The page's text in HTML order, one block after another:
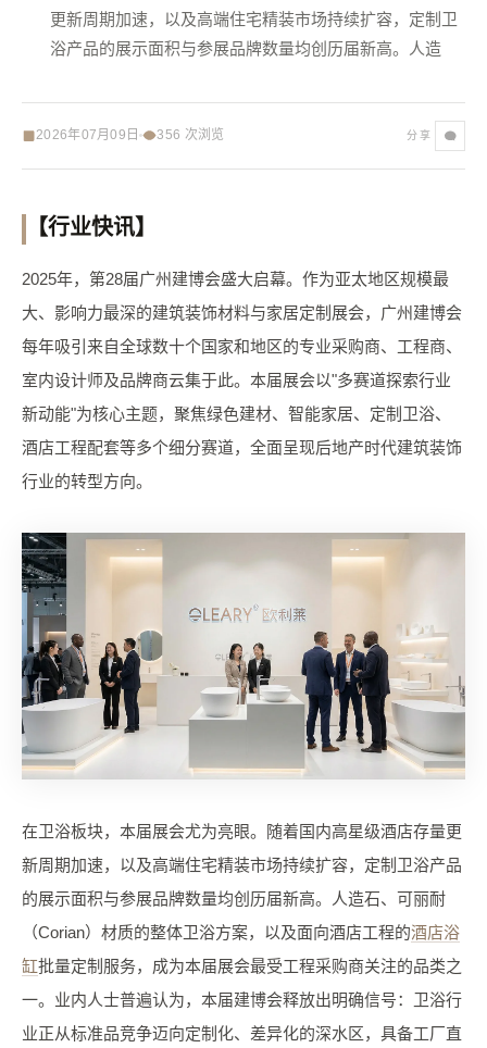
更新周期加速，以及高端住宅精装市场持续扩容，定制卫
浴产品的展示面积与参展品牌数量均创历届新高。人造
2026年07月09日 356 次浏览 分享
【行业快讯】
2025年，第28届广州建博会盛大启幕。作为亚太地区规模最
大、影响力最深的建筑装饰材料与家居定制展会，广州建博会
每年吸引来自全球数十个国家和地区的专业采购商、工程商、
室内设计师及品牌商云集于此。本届展会以"多赛道探索行业
新动能"为核心主题，聚焦绿色建材、智能家居、定制卫浴、
酒店工程配套等多个细分赛道，全面呈现后地产时代建筑装饰
行业的转型方向。
在卫浴板块，本届展会尤为亮眼。随着国内高星级酒店存量更
新周期加速，以及高端住宅精装市场持续扩容，定制卫浴产品
的展示面积与参展品牌数量均创历届新高。人造石、可丽耐
（Corian）材质的整体卫浴方案，以及面向酒店工程的酒店浴
缸批量定制服务，成为本届展会最受工程采购商关注的品类之
一。业内人士普遍认为，本届建博会释放出明确信号：卫浴行
业正从标准品竞争迈向定制化、差异化的深水区，具备工厂直